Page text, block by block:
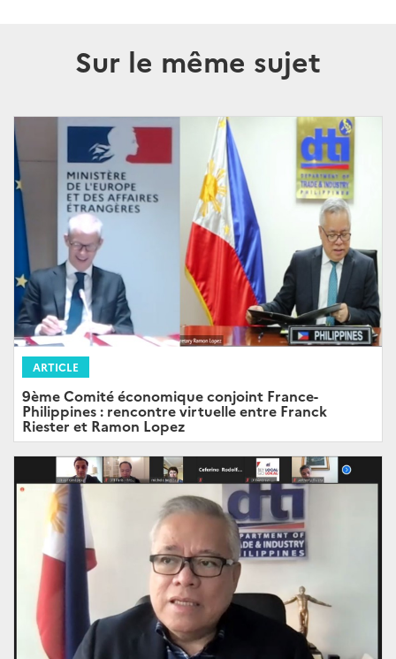
Sur le même sujet
ARTICLE
9ème Comité économique conjoint France-
Philippines : rencontre virtuelle entre Franck
Riester et Ramon Lopez